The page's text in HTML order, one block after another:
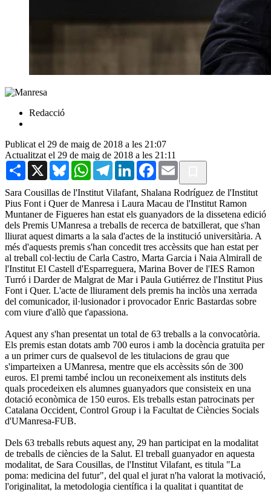
Redacció
Publicat el 29 de maig de 2018 a les 21:07
Actualitzat el 29 de maig de 2018 a les 21:11
Share X BlueskyWhatsAppTelegramLinkedInFacebook
Email
Sara Cousillas de l'Institut Vilafant, Shalana Rodríguez de l'Institut
Pius Font i Quer de Manresa i Laura Macau de l'Institut Ramon
Muntaner de Figueres han estat els guanyadors de la dissetena edició
dels Premis UManresa a treballs de recerca de batxillerat, que s'han
lliurat aquest dimarts a la sala d'actes de la institució universitària. A
més d'aquests premis s'han concedit tres accèssits que han estat per
al treball col·lectiu de Carla Castro, Marta Garcia i Naia Almirall de
l'Institut El Castell d'Esparreguera, Marina Bover de l'IES Ramon
Turró i Darder de Malgrat de Mar i Paula Gutiérrez de l'Institut Pius
Font i Quer. L'acte de lliurament dels premis ha inclòs una xerrada
del comunicador, il·lusionador i provocador Enric Bastardas sobre
com viure d'allò que t'apassiona.
Aquest any s'han presentat un total de 63 treballs a la convocatòria.
Els premis estan dotats amb 700 euros i amb la docència gratuïta per
a un primer curs de qualsevol de les titulacions de grau que
s'imparteixen a UManresa, mentre que els accèssits són de 300
euros. El premi també inclou un reconeixement als instituts dels
quals procedeixen els alumnes guanyadors que consisteix en una
dotació econòmica de 150 euros. Els treballs estan patrocinats per
Catalana Occident, Control Group i la Facultat de Ciències Socials
d'UManresa-FUB.
Dels 63 treballs rebuts aquest any, 29 han participat en la modalitat
de treballs de ciències de la Salut. El treball guanyador en aquesta
modalitat, de Sara Cousillas, de l'Institut Vilafant, es titula "La
poma: medicina del futur", del qual el jurat n'ha valorat la motivació,
l'originalitat, la metodologia científica i la qualitat i quantitat de